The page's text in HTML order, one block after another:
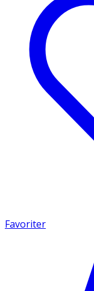
Favoriter